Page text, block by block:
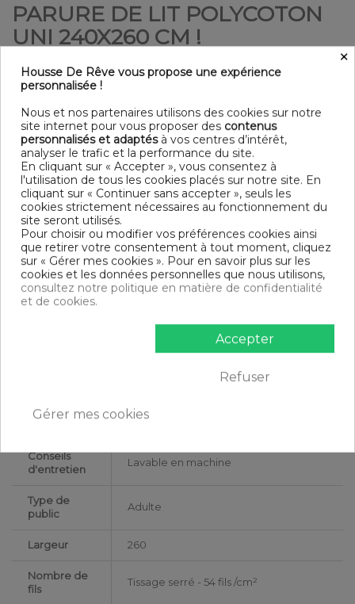
PARURE DE LIT POLYCOTON
UNI 240X260 CM !
Matière : 80% Coton - 20% Polyester
uni
Entretien : Lavable à 30°C - laver et sécher sur l'envers
Finition housse de couette : Bouton
Modèle : Blanc
Tissage serré - 54 fils /cm²
Dimensions & Guide
Housse de couette
140 x 200 cm - 160 x 200 cm : 1 personne
200x200 cm : 1-2 personnes
240 x 220 cm - 240 x 220 cm : 2 personnes
260 x 240 cm - 240 x 260 cm : 2 personnes
Contenu
1 housse de couette 260x240 cm + 2 taies d'oreiller
DESCRIPTIF TECHNIQUE
Conseils
d'entretien
Lavable en machine
Type de
public
Adulte
Largeur 260
Nombre de
fils
Tissage serré - 54 fils /cm²
×
Housse De Rêve vous propose une expérience
personnalisée !
Nous et nos partenaires utilisons des cookies sur notre
site internet pour vous proposer des contenus
personnalisés et adaptésà vos centres d’intérêt,
analyser le trafic et la performance du site.
En cliquant sur « Accepter », vous consentez à
l'utilisation de tous les cookies placés sur notre site. En
cliquant sur « Continuer sans accepter », seuls les
cookies strictement nécessaires au fonctionnement du
site seront utilisés.
Pour choisir ou modifier vos préférences cookies ainsi
que retirer votre consentement à tout moment, cliquez
sur « Gérer mes cookies ». Pour en savoir plus sur les
cookies et les données personnelles que nous utilisons,
consultez notre politique en matière de confidentialité
et de cookies.
Accepter
Refuser
Gérer mes cookies